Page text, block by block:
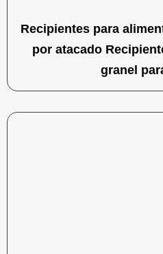
Recipientes para
por atacado
granel